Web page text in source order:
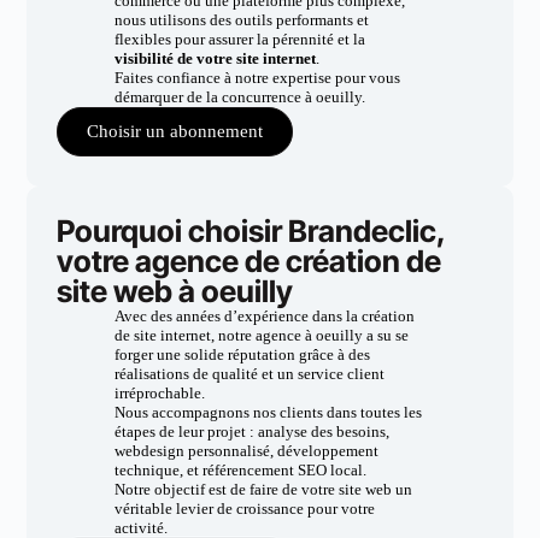
nous utilisons des outils performants et
flexibles pour assurer la pérennité et la
visibilité de votre site internet.
Faites confiance à notre expertise pour vous
démarquer de la concurrence à oeuilly.
Choisir un abonnement
Pourquoi choisir Brandeclic,
votre agence de création de
site web à oeuilly
Avec des années d’expérience dans la création
de site internet, notre agence à oeuilly a su se
forger une solide réputation grâce à des
réalisations de qualité et un service client
irréprochable.
Nous accompagnons nos clients dans toutes les
étapes de leur projet : analyse des besoins,
webdesign personnalisé, développement
technique, et référencement SEO local.
Notre objectif est de faire de votre site web un
véritable levier de croissance pour votre
activité.